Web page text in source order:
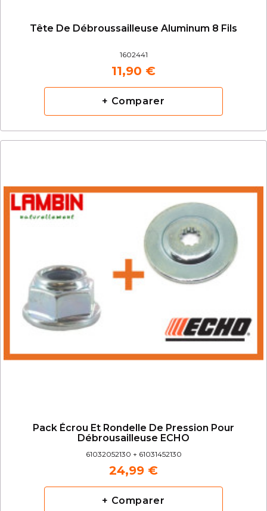
Tête De Débroussailleuse Aluminum 8 Fils
1602441
11,90 €
+ Comparer
Pack Écrou Et Rondelle De Pression Pour
Débrousailleuse ECHO
61032052130 + 61031452130
24,99 €
+ Comparer